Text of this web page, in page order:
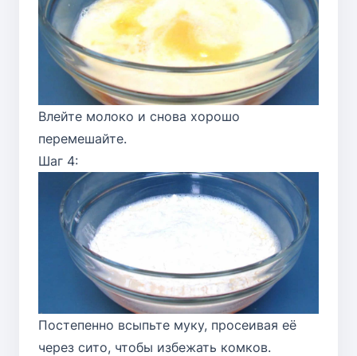
Влейте молоко и снова хорошо
перемешайте.
Шаг 4:
Постепенно всыпьте муку, просеивая её
через сито, чтобы избежать комков.